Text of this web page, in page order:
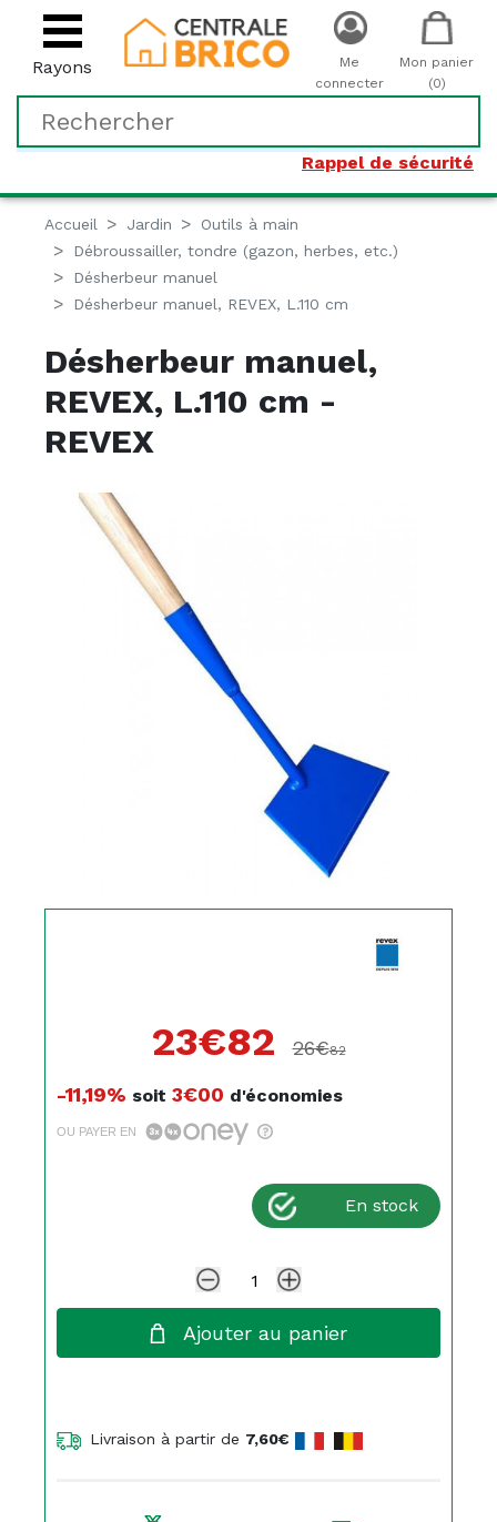
Rayons
Rappel de sécurité
Me
connecter
Mon panier
(0)
Accueil Jardin
Outils à main
Débroussailler, tondre (gazon, herbes, etc.)
Désherbeur manuel
Désherbeur manuel, REVEX, L.110 cm
Désherbeur manuel,
REVEX, L.110 cm -
REVEX
23€82 26€82
-11,19% soit 3€00 d'économies
OU PAYER EN
En stock
Ajouter au panier
Livraison à partir de 7,60€